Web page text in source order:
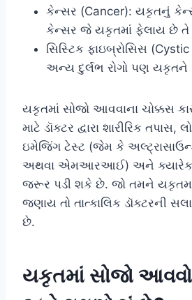
કેન્સર (Cancer): યકૃતનું
કેન્સર જે યકૃતમાં ફેલાય છે તે
સિસ્ટિક ફાઇબ્રોસિસ
અન્ય દુર્લભ રોગો પણ
યકૃતમાં સોજો આવવાના ચોક્કસ
માટે ડૉક્ટર દ્વારા શારીરિક તપાસ,
ઇમેજિંગ ટેસ્ટ (જેમ કે
અથવા એમઆરઆઈ) અને ક્યારેક
જરૂર પડી શકે છે. જો તમને યકૃતમાં
જણાય તો તાત્કાલિક ડૉક્ટરની
છે.
યકૃતમાં સોજો આવવો